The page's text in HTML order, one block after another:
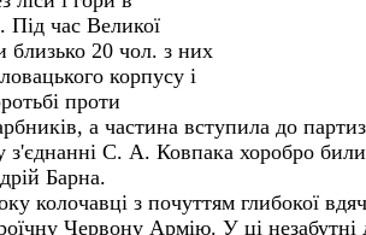
час Вели­кої
близько 20 чол. з них
корпусу і
проти
а частина вступила до
з'єднанні С. А. Ковпака хо­робро
Барна.
колочавці з почуттям глибокої
Червону Армію. У ці